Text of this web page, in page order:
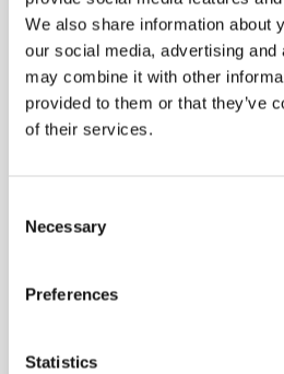
We also share information about
our social media, advertising
may combine it with other
provided to them or that they’ve
of their services.
Selection
Necessary
Preferences
Statistics
Mørbrad a la crème, grov
morkel sauce 165,-
Klassisk roastbeef –
løg, surt & peberrod 155,-
*
rugbrød 135,-
glaseret Madeleine 135,-